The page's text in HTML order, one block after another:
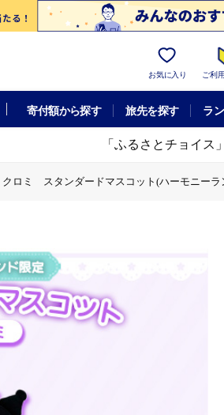
お気に入り ご利
寄付額から探す 旅先を探す ラ
「ふるさとチョイス
クロミ スタンダードマスコット(ハーモニーラ